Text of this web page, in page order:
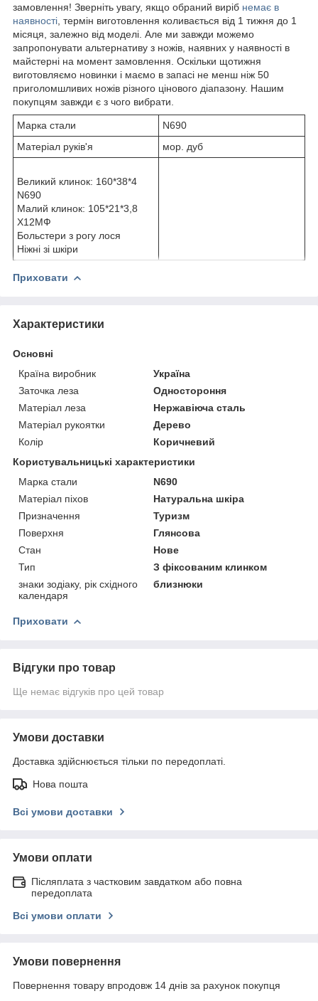
замовлення! Зверніть увагу, якщо обраний виріб немає в
наявності , термін виготовлення коливається від 1 тижня до 1
місяця, залежно від моделі. Але ми завжди можемо
запропонувати альтернативу з ножів, наявних у наявності в
майстерні на момент замовлення. Оскільки щотижня
виготовляємо новинки і маємо в запасі не менш ніж 50
приголомшливих ножів різного цінового діапазону. Нашим
покупцям завжди є з чого вибрати.
Марка стали
N690
Матеріал руків'я
мор. дуб
Великий клинок: 160*38*4
N690
Малий клинок: 105*21*3,8
Х12МФ
Больстери з рогу лося
Ніжні зі шкіри
Приховати
Характеристики
Основні
Країна виробник
Україна
Заточка леза
Одностороння
Матеріал леза
Нержавіюча сталь
Матеріал рукоятки
Дерево
Колір
Коричневий
Користувальницькі характеристики
Марка стали
N690
Матеріал піхов
Натуральна шкіра
Призначення
Туризм
Поверхня
Глянсова
Стан
Нове
Тип
З фіксованим клинком
знаки зодіаку, рік східного
календаря
близнюки
Приховати
Відгуки про товар
Ще немає відгуків про цей товар
Умови доставки
Доставка здійснюється тільки по передоплаті.
Нова пошта
Всі умови доставки
Умови оплати
Післяплата з частковим завдатком або повна
передоплата
Всі умови оплати
Умови повернення
Повернення товару впродовж 14 днів за рахунок покупця